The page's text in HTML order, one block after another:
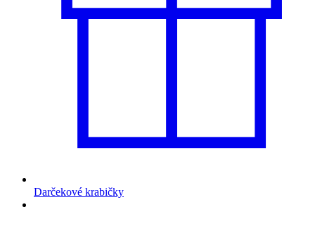
Darčekové krabičky